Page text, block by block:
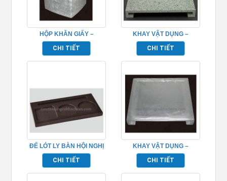
HỘP KHĂN GIẤY –
TP695030
CHI TIẾT
KHAY VẬT DỤNG –
TP695040
CHI TIẾT
ĐẾ LÓT LY BÀN HỘI NGHỊ
– TP695059
CHI TIẾT
KHAY VẬT DỤNG –
TP695031
CHI TIẾT